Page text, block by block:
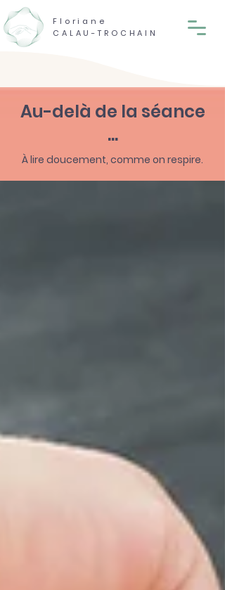
Floriane
CALAU-TROCHAIN
Au-delà de la séance
...
À lire doucement, comme on respire.